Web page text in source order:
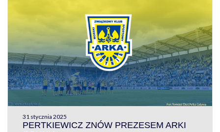
31 stycznia 2025
PERTKIEWICZ ZNÓW PREZESEM ARKI